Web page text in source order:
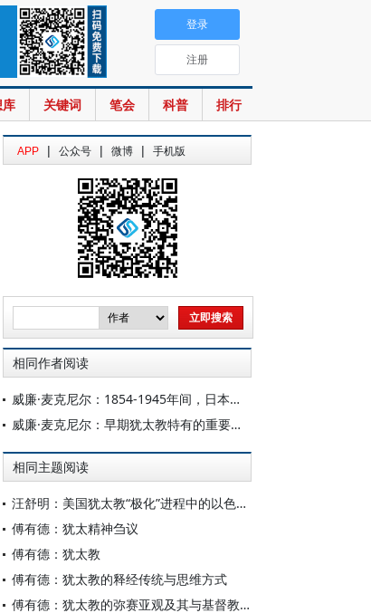
关键词 笔会 科普 排行
登录
注册
APP | 公众号 | 微博 | 手机版
相同作者阅读
威廉·麦克尼尔：1854-1945年间，日本的自我转变
威廉·麦克尼尔：早期犹太教特有的重要性和独特的生命力
相同主题阅读
汪舒明：美国犹太教“极化”进程中的以色列因素
傅有德：犹太精神刍议
傅有德：犹太教
傅有德：犹太教的释经传统与思维方式
傅有德：犹太教的弥赛亚观及其与基督教的分歧